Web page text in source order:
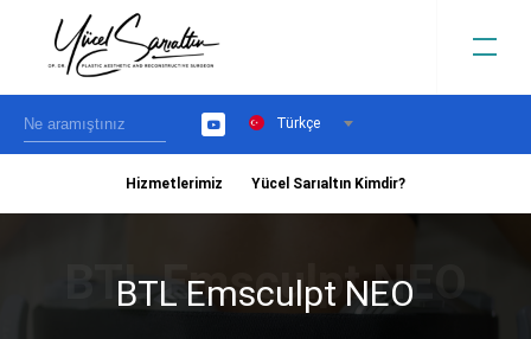
YouTubeTürkçe
Hizmetlerimiz Yücel Sarıaltın Kimdir?
BTL Emsculpt NEO